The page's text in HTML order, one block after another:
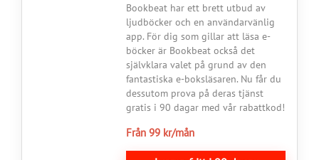
Bookbeat har ett brett utbud av
ljudböcker och en användarvänlig
app. För dig som gillar att läsa e-
böcker är Bookbeat också det
självklara valet på grund av den
fantastiska e-boksläsaren. Nu får du
dessutom prova på deras tjänst
gratis i 90 dagar med vår rabattkod!
Från 99 kr/mån